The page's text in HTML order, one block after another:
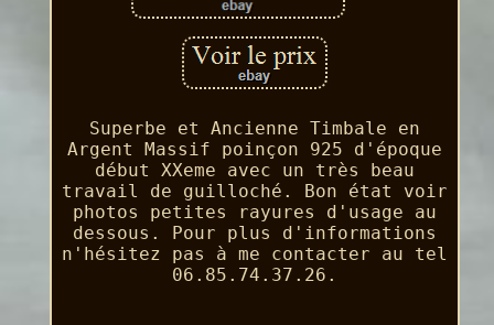
Superbe et Ancienne Timbale en
Argent Massif poinçon 925 d'époque
début XXeme avec un très beau
travail de guilloché. Bon état voir
photos petites rayures d'usage au
dessous. Pour plus d'informations
n'hésitez pas à me contacter au tel
06.85.74.37.26.